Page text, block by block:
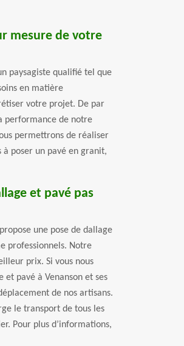
mesure de votre
paysagiste qualifié tel que
en matière
votre projet. De par
performance de notre
permettrons de réaliser
à poser un pavé en granit,
et pavé pas
une pose de dallage
professionnels. Notre
prix. Si vous nous
pavé à Venanson et ses
de nos artisans.
le transport de tous les
Pour plus d’informations,